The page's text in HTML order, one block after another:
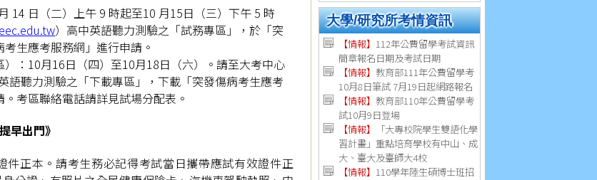
14 日（二）上午 9 時起至10 月15日（三）下午 5 時
）高中英語聽力測驗之「試務專區」，於「突
生應考服務網」進行申請。
：10月16日（四）至10月18日（六）。請至大考中心
語聽力測驗之「下載專區」，下載「突發傷病考生應考
考區聯絡電話請詳見試場分配表。
早出門》
正本。請考生務必記得考試當日攜帶應試有效證件正
大學/研究所考情資訊
【情報】 112年公費留學考試資訊
簡章報名日期及考試日期
【情報】 教育部111年公費留學考
10月8日筆試 7月19日起網路報名
【情報】 教育部110年公費留學考
試10月9日登場
【情報】
「大專校院學生雙語化學
習計畫」重點培育學校有中山、成
大、臺大及臺師大4校
【情報】 110學年陸生碩博士班招